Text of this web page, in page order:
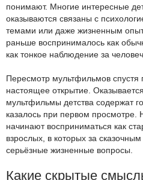
понимают. Многие интересные
оказываются связаны с
темами или даже жизненным
раньше воспринималось как
как тонкое наблюдение за
Пересмотр мультфильмов
настоящее открытие.
мультфильмы детства содержат
казалось при первом просмотре.
начинают восприниматься как
взрослых, в которых за
серьёзные жизненные вопросы.
Какие скрытые